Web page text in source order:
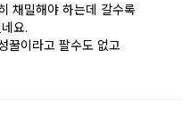
채밀해야 하는데 갈수록
요.
꿀이라고 팔수도 없고